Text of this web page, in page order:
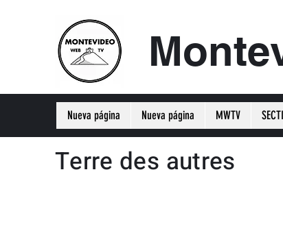
Terre des autres
Nueva página Nueva página MWTV